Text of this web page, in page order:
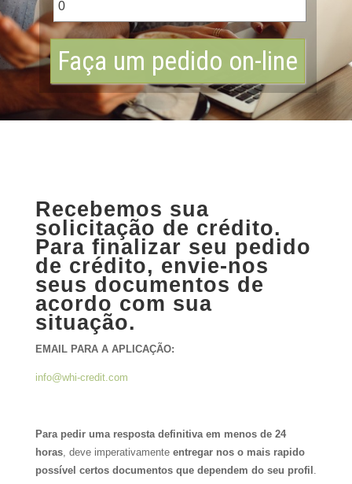
Faça um pedido on-line
Recebemos sua
solicitação de crédito.
Para finalizar seu pedido
de crédito, envie-nos
seus documentos de
acordo com sua
situação.
EMAIL PARA A APLICAÇÃO:
info@whi-credit.com
Para pedir uma resposta definitiva em menos de 24
horas, deve imperativamente entregar nos o mais rapido
possível certos documentos que dependem do seu profil .